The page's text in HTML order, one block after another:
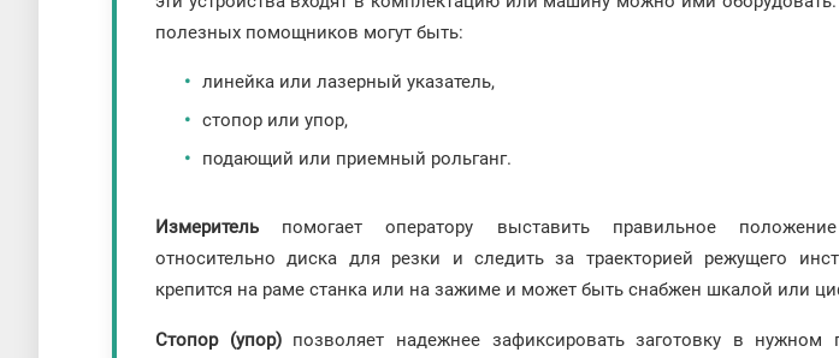
полезных помощников могут быть:
линейка или лазерный указатель,
стопор или упор,
подающий или приемный рольганг.
Измеритель помогает оператору выставить правильное положение
относительно диска для резки и следить за траекторией режущего
крепится на раме станка или на зажиме и может быть снабжен шкалой или
Стопор (упор)позволяет надежнее зафиксировать заготовку в